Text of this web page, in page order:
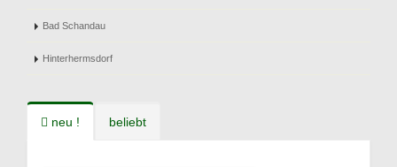
Bad Schandau
Hinterhermsdorf
neu ! beliebt